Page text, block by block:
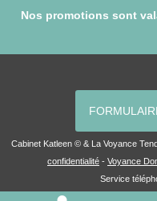
Nos promotions sont
Cabinet Katleen © & La Voyance
confidentialité - Voyance
Service